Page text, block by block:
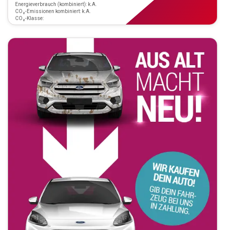
Energieverbrauch (kombiniert): k.A.
CO₂-Emissionen kombiniert: k.A.
CO₂-Klasse: